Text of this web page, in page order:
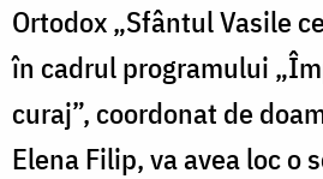
Ortodox „Sfântul Vasile
în cadrul programului
curaj”, coordonat de
Elena Filip, va avea loc o